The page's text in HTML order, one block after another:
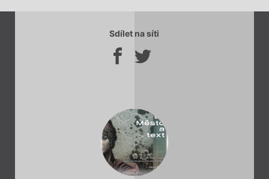
Sdílet na síti